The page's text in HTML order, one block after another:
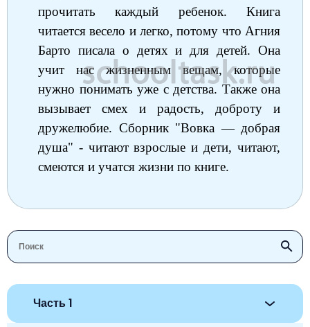
прочитать каждый ребенок. Книга
читается весело и легко, потому что Агния
Барто писала о детях и для детей. Она
учит нас жизненным вещам, которые
нужно понимать уже с детства. Также она
вызывает смех и радость, доброту и
дружелюбие. Сборник "Вовка — добрая
душа" - читают взрослые и дети, читают,
смеются и учатся жизни по книге.
Часть 1